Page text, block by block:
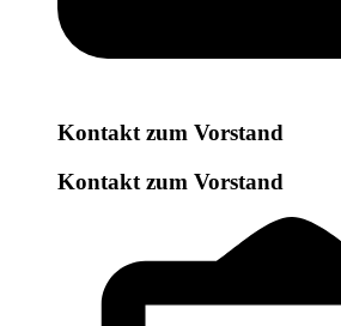
Kontakt zum Vorstand
Kontakt zum Vorstand